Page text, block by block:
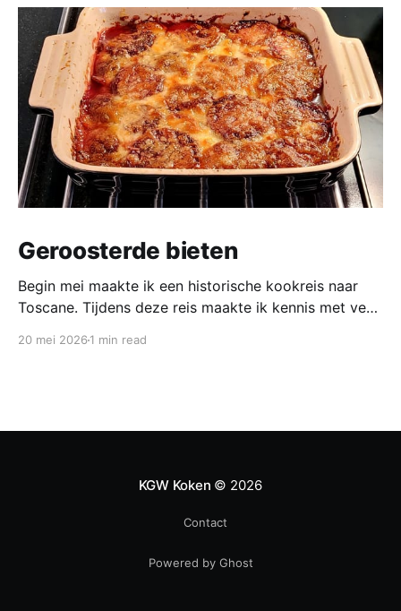
Geroosterde bieten
Begin mei maakte ik een historische kookreis naar
Toscane. Tijdens deze reis maakte ik kennis met veel
20 mei 2026 1 min read
KGW Koken © 2026
Contact
Powered by Ghost